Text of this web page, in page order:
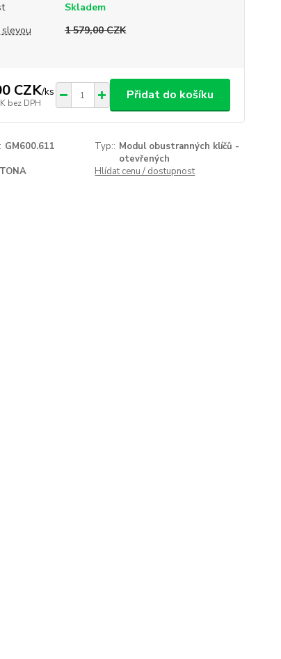
Skladem
1 579,00 CZK
CZK/ks
bez DPH
Přidat do košíku
GM600.611 Typ:: Modul obustranných klíčů -
otevřených
TONA Hlídat cenu / dostupnost